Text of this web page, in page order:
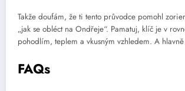
Takže doufám, že ti tento průvodce pomohl
„jak se obléct na Ondřeje“. Pamatuj, klíč je v
pohodlím, teplem a vkusným vzhledem. A
FAQs